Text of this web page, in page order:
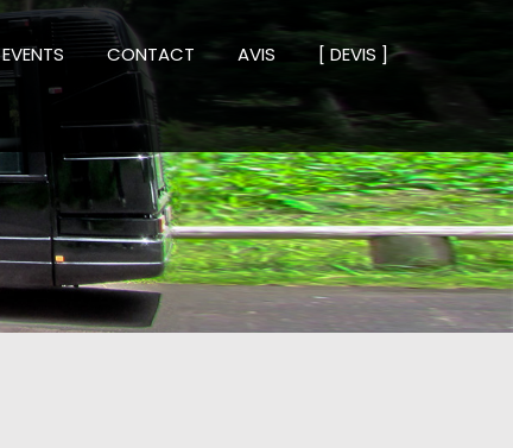
EVENTS CONTACT AVIS [ DEVIS ]